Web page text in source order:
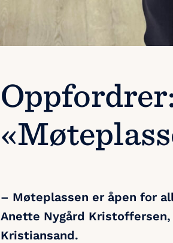
– Møteplassen er åpen for
Anette Nygård
Kristiansand.